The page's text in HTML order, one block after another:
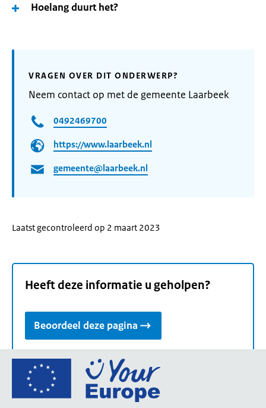
Hoelang duurt het?
VRAGEN OVER DIT ONDERWERP?
Neem contact op met de gemeente Laarbeek
0492469700
https://www.laarbeek.nl
gemeente@laarbeek.nl
Laatst gecontroleerd op 2 maart 2023
Heeft deze informatie u geholpen?
Beoordeel deze pagina
Ga
de